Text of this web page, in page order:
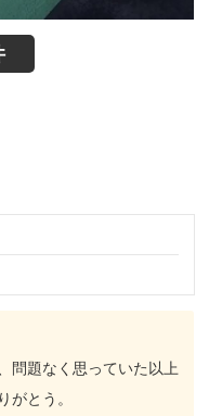
問題なく思っていた以上
がとう。